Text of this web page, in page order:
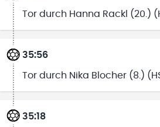
Tor durch Hanna Rackl (20.)
35:56
Tor durch Nika Blocher (8.)
35:18